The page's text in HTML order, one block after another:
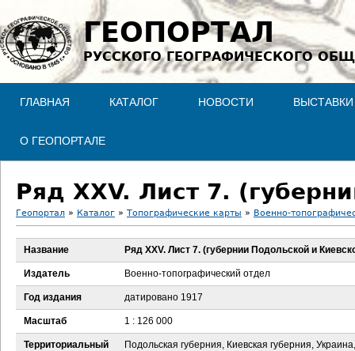
Jump to navigation
ГЕОПОРТАЛ
РУССКОГО ГЕОГРАФИЧЕСКОГО
ГЛАВНАЯ КАТАЛОГ НОВОСТИ ВЫСТАВКИ
О ГЕОПОРТАЛЕ
Ряд XXV. Лист 7.
В
ы
д
Геопортал » Каталог » Топографические карты » Военно-
Название Ряд XXV. Лист 7. (губернии Подольской и
Издатель Военно-топографический отдел
Год издания датировано 1917
Масштаб 1 : 126 000
Территориальный
Подольская губерния, Киевская губерния, Украина,